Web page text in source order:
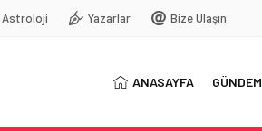
Astroloji Yazarlar Bize Ulaşın
ANASAYFA GÜNDEM